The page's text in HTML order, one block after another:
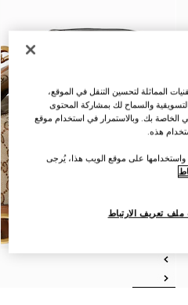
المماثلة لتحسين التنقل في الموقع،
والسماح لك بمشاركة المحتوى
الخاصة بك. وبالاستمرار في استخدام موقع
هذه.
واستخدامها على موقع الويب هذا، يُرجى
ملف تعريف الارتباط